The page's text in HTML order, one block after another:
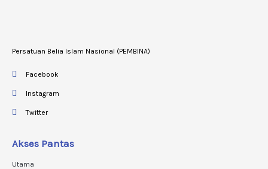
Persatuan Belia Islam Nasional (PEMBINA)
Facebook
Instagram
Twitter
Akses Pantas
Utama